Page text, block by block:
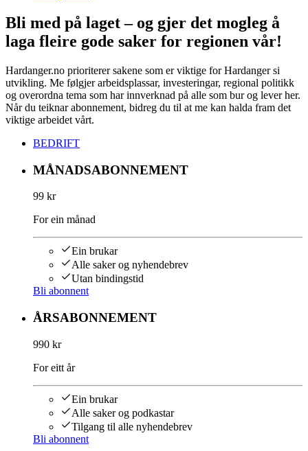
Bli med på laget – og gjer det mogleg å
laga fleire gode saker for regionen vår!
Hardanger.no prioriterer sakene som er viktige for Hardanger si
utvikling. Me følgjer arbeidsplassar, investeringar, regional politikk
og overordna tema som har innverknad på alle som bur og lever her.
Når du teiknar abonnement, bidreg du til at me kan halda fram det
viktige arbeidet vårt.
BEDRIFT
MÅNADSABONNEMENT
99 kr
For ein månad
Ein brukar
Alle saker og nyhendebrev
Utan bindingstid
Bli abonnent
ÅRSABONNEMENT
990 kr
For eitt år
Ein brukar
Alle saker og podkastar
Tilgang til alle nyhendebrev
Bli abonnent